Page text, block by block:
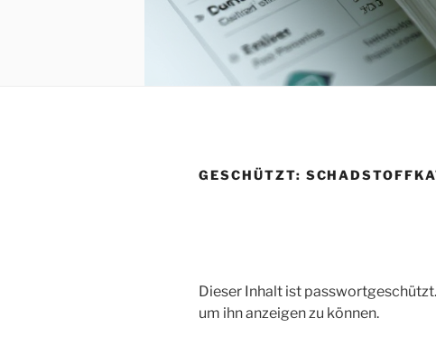
GESCHÜTZT:
Dieser Inhalt ist
um ihn anzeigen zu können.